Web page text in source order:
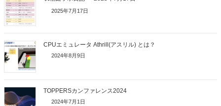
2025年7月17日
CPUエミュレータ Athrill(アスリル) とは？
2024年8月9日
TOPPERSカンファレンス2024
2024年7月1日